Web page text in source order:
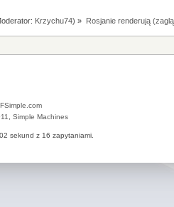
Krzychu74) » Rosjanie renderują
Simple Machines
sekund z 16 zapytaniami.